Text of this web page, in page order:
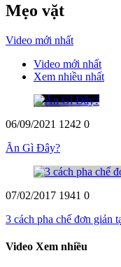
Mẹo vặt
Video mới nhất
Video mới nhất
Xem nhiều nhất
06/09/2021 1242 0
Ăn Gì Đây?
07/02/2017 1941 0
3 cách pha chế đơn giản
Video Xem nhiều